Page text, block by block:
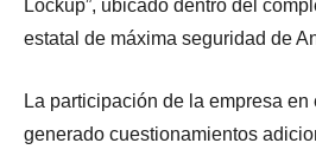
Lockup”, ubicado dentro del
estatal de máxima seguridad de
La participación de la empresa en
generado cuestionamientos